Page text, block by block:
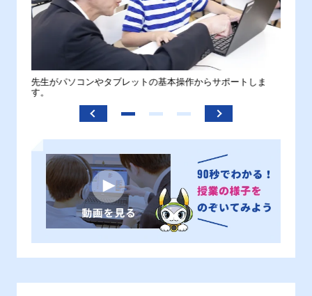
先生がパソコンやタブレットの基本操作からサポートしま
す。